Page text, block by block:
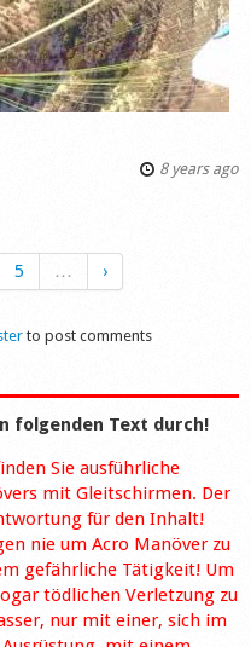
8 years ago
5 … ›
to post comments
folgenden Text durch!
Sie ausführliche
mit Gleitschirmen. Der
für den Inhalt!
nie um Acro Manöver zu
gefährliche Tätigkeit! Um
tödlichen Verletzung zu
nur mit einer, sich im